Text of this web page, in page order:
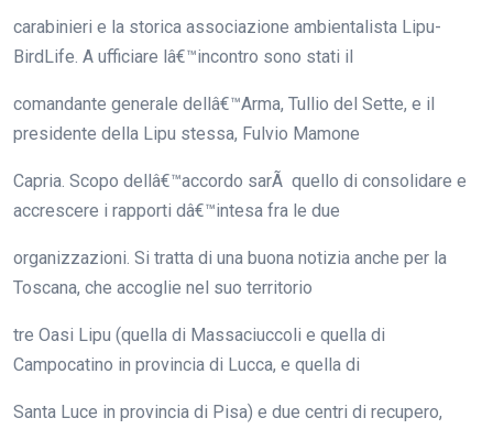
carabinieri e la storica associazione ambientalista Lipu-
BirdLife. A ufficiare lâ€™incontro sono stati il
comandante generale dellâ€™Arma, Tullio del Sette, e il
presidente della Lipu stessa, Fulvio Mamone
Capria. Scopo dellâ€™accordo sarÃ quello di consolidare e
accrescere i rapporti dâ€™intesa fra le due
organizzazioni. Si tratta di una buona notizia anche per la
Toscana, che accoglie nel suo territorio
tre Oasi Lipu (quella di Massaciuccoli e quella di
Campocatino in provincia di Lucca, e quella di
Santa Luce in provincia di Pisa) e due centri di recupero,